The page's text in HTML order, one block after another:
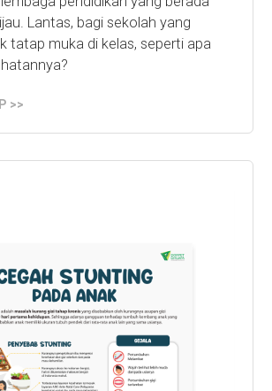
Lantas, bagi sekolah yang
tatap muka di kelas, seperti apa
>>